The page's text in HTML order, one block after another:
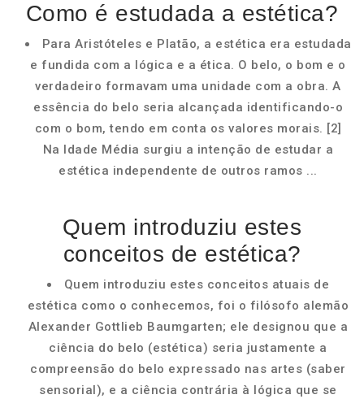
Como é estudada a estética?
Para Aristóteles e Platão, a estética era estudada
e fundida com a lógica e a ética. O belo, o bom e o
verdadeiro formavam uma unidade com a obra. A
essência do belo seria alcançada identificando-o
com o bom, tendo em conta os valores morais. [2]
Na Idade Média surgiu a intenção de estudar a
estética independente de outros ramos ...
Quem introduziu estes
conceitos de estética?
Quem introduziu estes conceitos atuais de
estética como o conhecemos, foi o filósofo alemão
Alexander Gottlieb Baumgarten; ele designou que a
ciência do belo (estética) seria justamente a
compreensão do belo expressado nas artes (saber
sensorial), e a ciência contrária à lógica que se